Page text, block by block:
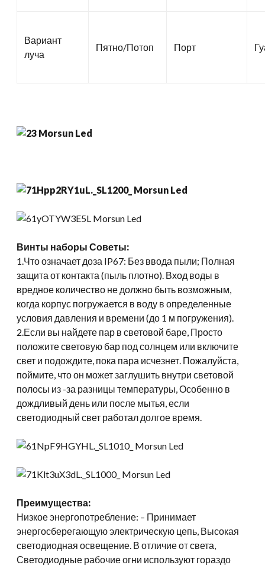
Вариант
луча
Пятно/Потоп Порт
Винты наборы Советы:
1.Что означает доза IP67: Без ввода пыли; Полная
защита от контакта (пыль плотно). Вход воды в
вредное количество не должно быть возможным,
когда корпус погружается в воду в определенные
условия давления и времени (до 1 м погружения).
2.Если вы найдете пар в световой баре, Просто
положите световую бар под солнцем или включите
свет и подождите, пока пара исчезнет. Пожалуйста,
поймите, что он может заглушить внутри световой
полосы из -за разницы температуры, Особенно в
дождливый день или после мытья, если
светодиодный свет работал долгое время.
Преимущества:
Низкое энергопотребление: – Принимает
энергосберегающую электрическую цепь, Высокая
светодиодная освещение. В отличие от света,
Светодиодные рабочие огни используют гораздо